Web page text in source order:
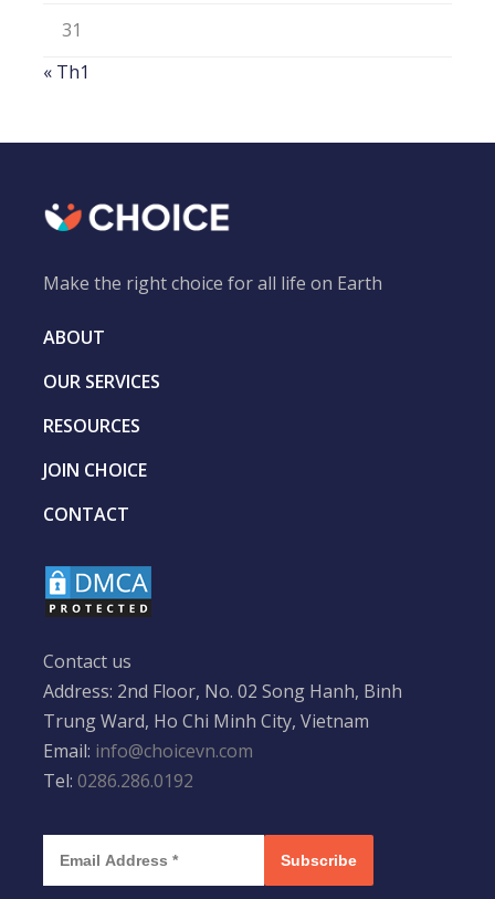
31
« Th1
Make the right choice for all life on Earth
ABOUT
OUR SERVICES
RESOURCES
JOIN CHOICE
CONTACT
Contact us
Address: 2nd Floor, No. 02 Song Hanh, Binh
Trung Ward, Ho Chi Minh City, Vietnam
Email: info@choicevn.com
Tel: 0286.286.0192
Subscribe